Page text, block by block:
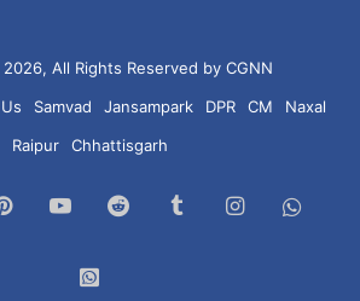
All Rights Reserved by CGNN
Samvad Jansampark DPR CM
Naxal
Raipur
Chhattisgarh
PinterestYouTubeReddit TumblrInstagram